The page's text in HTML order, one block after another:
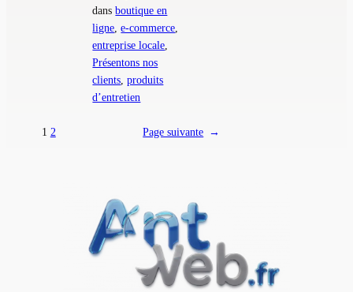
dansboutique en
ligne , e-commerce
entreprise locale
Présentons nos
clients , produits
d’entretien
1 2 Page suivante →